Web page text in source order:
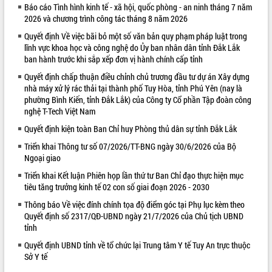
Loading the player...
Trailer Lễ hội Sầu riêng Đắk Lắk năm
2026
Khám bệnh, cấp phát thuốc miễn phí
và tặng quà người dân xã Cư Pui
Hội nghị UBND tỉnh Đắk Lắk thường kỳ
tháng 7/2026
Lễ truy tặng danh hiệu “Bà Mẹ Việt
Lao động
UBND tỉnh Đắk Lắk triển khai nhiệm
vụ 6 tháng cuối năm 2026
Kỳ họp thứ Hai, Hội đồng nhân dân
tỉnh khóa XI quyết nghị nhiều nội dung
quan trọng
Bí thư Tỉnh ủy Lương Nguyễn Minh
Triết thăm, tặng quà người có công với
cách mạng
Rà soát, hoàn thiện hệ thống thiết chế
ALBUM ẢNH
LIÊN KẾT WEB
Báo cáo Tình hình kinh tế - xã hội, quốc phòng - an ninh tháng 7 năm
2026 và chương trình công tác tháng 8 năm 2026
Quyết định Về việc bãi bỏ một số văn bản quy phạm pháp luật trong
lĩnh vực khoa học và công nghệ do Ủy ban nhân dân tỉnh Đắk Lắk
ban hành trước khi sắp xếp đơn vị hành chính cấp tỉnh
Quyết định chấp thuận điều chỉnh chủ trương đầu tư dự án Xây dựng
nhà máy xử lý rác thải tại thành phố Tuy Hòa, tỉnh Phú Yên (nay là
phường Bình Kiến, tỉnh Đắk Lắk) của Công ty Cổ phần Tập đoàn công
nghệ T-Tech Việt Nam
Quyết định kiện toàn Ban Chỉ huy Phòng thủ dân sự tỉnh Đắk Lắk
Triển khai Thông tư số 07/2026/TT-BNG ngày 30/6/2026 của Bộ
Ngoại giao
Triển khai Kết luận Phiên họp lần thứ tư Ban Chỉ đạo thực hiện mục
tiêu tăng trưởng kinh tế 02 con số giai đoạn 2026 - 2030
Thông báo Về việc đính chính tọa độ điểm góc tại Phụ lục kèm theo
Quyết định số 2317/QĐ-UBND ngày 21/7/2026 của Chủ tịch UBND
tỉnh
Quyết định UBND tỉnh về tổ chức lại Trung tâm Y tế Tuy An trực thuộc
Sở Y tế